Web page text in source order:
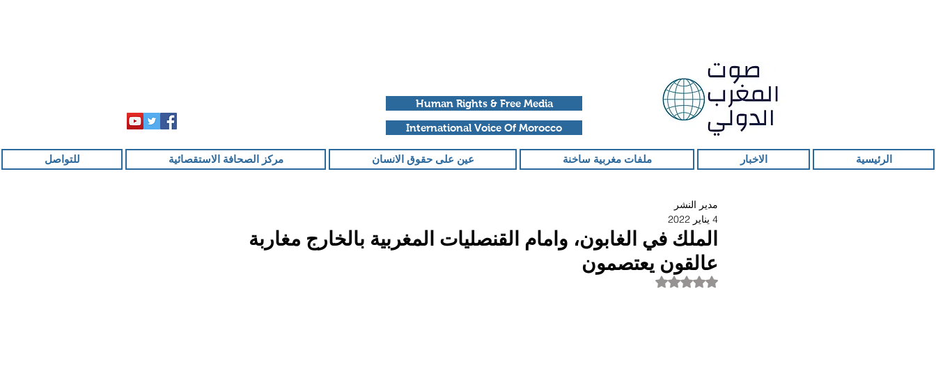
Human Rights & Free Media
International Voice Of Morocco
الرئيسية الاخبار ملفات مغربية ساخنة عين على حقوق الانسان مركز الصحافة الاستقصائية للتواصل
الملك في الغابون، وامام القنصليات المغربية بالخارج مغاربة
عالقون يعتصمون
مدير النشر
4 يناير 2022
تم التقييم بـ ليس رقمًا من أصل 5 نجوم.